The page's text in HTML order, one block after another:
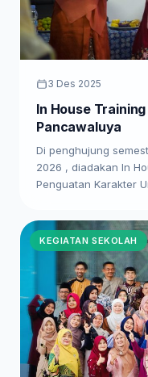
3 Des 2025
In House
Pancawaluya
Di penghujung
2026 , diadakan In
Penguatan Karakter
KEGIATAN SEKOLAH